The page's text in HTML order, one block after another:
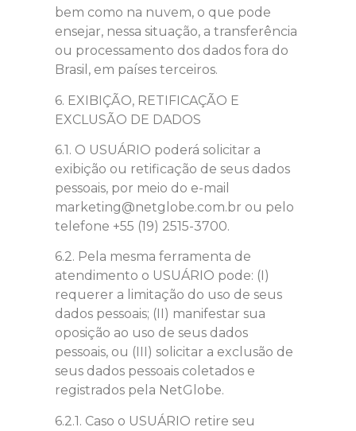
bem como na nuvem, o que pode
ensejar, nessa situação, a transferência
ou processamento dos dados fora do
Brasil, em países terceiros.
6. EXIBIÇÃO, RETIFICAÇÃO E
EXCLUSÃO DE DADOS
6.1. O USUÁRIO poderá solicitar a
exibição ou retificação de seus dados
pessoais, por meio do e-mail
marketing@netglobe.com.br ou pelo
telefone +55 (19) 2515-3700.
6.2. Pela mesma ferramenta de
atendimento o USUÁRIO pode: (I)
requerer a limitação do uso de seus
dados pessoais; (II) manifestar sua
oposição ao uso de seus dados
pessoais, ou (III) solicitar a exclusão de
seus dados pessoais coletados e
registrados pela NetGlobe.
6.2.1. Caso o USUÁRIO retire seu